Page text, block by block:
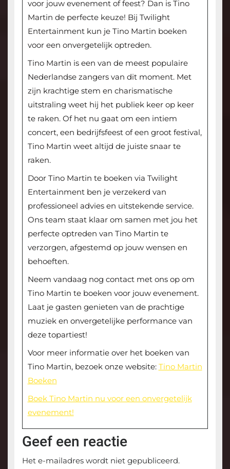
voor jouw evenement of feest? Dan is Tino
Martin de perfecte keuze! Bij Twilight
Entertainment kun je Tino Martin boeken
voor een onvergetelijk optreden.
Tino Martin is een van de meest populaire
Nederlandse zangers van dit moment. Met
zijn krachtige stem en charismatische
uitstraling weet hij het publiek keer op keer
te raken. Of het nu gaat om een intiem
concert, een bedrijfsfeest of een groot festival,
Tino Martin weet altijd de juiste snaar te
raken.
Door Tino Martin te boeken via Twilight
Entertainment ben je verzekerd van
professioneel advies en uitstekende service.
Ons team staat klaar om samen met jou het
perfecte optreden van Tino Martin te
verzorgen, afgestemd op jouw wensen en
behoeften.
Neem vandaag nog contact met ons op om
Tino Martin te boeken voor jouw evenement.
Laat je gasten genieten van de prachtige
muziek en onvergetelijke performance van
deze topartiest!
Voor meer informatie over het boeken van
Tino Martin, bezoek onze website: Tino Martin
Boeken
Boek Tino Martin nu voor een onvergetelijk
evenement!
Geef een reactie
Het e-mailadres wordt niet gepubliceerd.